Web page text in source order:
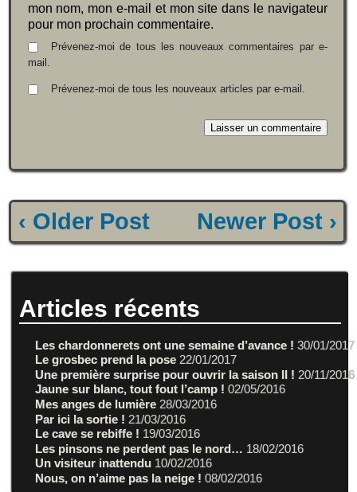
mon nom, mon e-mail et mon site dans le navigateur
pour mon prochain commentaire.
Prévenez-moi de tous les nouveaux commentaires par e-
mail.
Prévenez-moi de tous les nouveaux articles par e-mail.
‹ Older Post Newer Post ›
Articles récents
Les chardonnerets ont une semaine d’avance ! 30/01/2017
Le grosbec prend la pose 22/01/2017
Une première surprise pour ouvrir la saison II ! 20/11/2016
Jaune sur blanc, tout fout l’camp ! 02/05/2016
Mes anges de lumière 28/03/2016
Par ici la sortie ! 21/03/2016
Le cave se rebiffe ! 19/03/2016
Les pinsons ne perdent pas le nord… 18/02/2016
Un visiteur inattendu 10/02/2016
Nous, on n’aime pas la neige ! 08/02/2016